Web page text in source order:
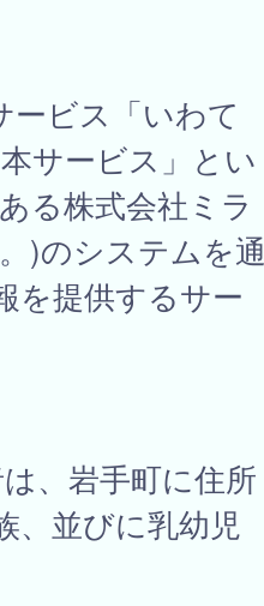
ビス「いわて
サービス」とい
る株式会社ミラ
)のシステムを通
を提供するサー
、岩手町に住所
、並びに乳幼児